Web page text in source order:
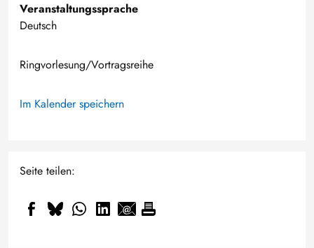
Veranstaltungssprache
Deutsch
Ringvorlesung/Vortragsreihe
Im Kalender speichern
Seite teilen: